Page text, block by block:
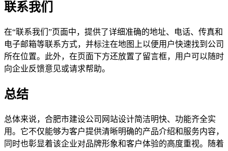
联系我们
在“联系我们”页面中，提供了详细准确的地址、电话、传真和
电子邮箱等联系方式，并标注在地图上以便用户快速找到公司
所在位置。此外，在页面下方还放置了留言框，用户可以随时
向企业反馈意见或请求帮助。
总结
总体来说，合肥市建设公司网站设计简洁明快、功能齐全实
用。它不仅能够为客户提供清晰明确的产品介绍和服务内容，
同时也彰显着该企业对品牌形象和客户体验的高度重视。随着